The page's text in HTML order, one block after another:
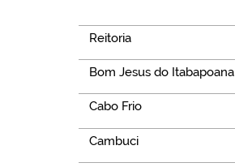
Reitoria
Bom Jesus do Itabapoana
Cabo Frio
Cambuci